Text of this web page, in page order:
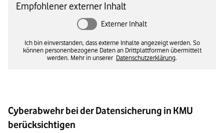
Empfohlener externer Inhalt
Externer Inhalt
Ich bin einverstanden, dass externe Inhalte angezeigt werden. So
können personenbezogene Daten an Drittplattformen übermittelt
werden. Mehr in unserer Datenschutzerklärung.
Cyberabwehr bei der Datensicherung in KMU
berücksichtigen